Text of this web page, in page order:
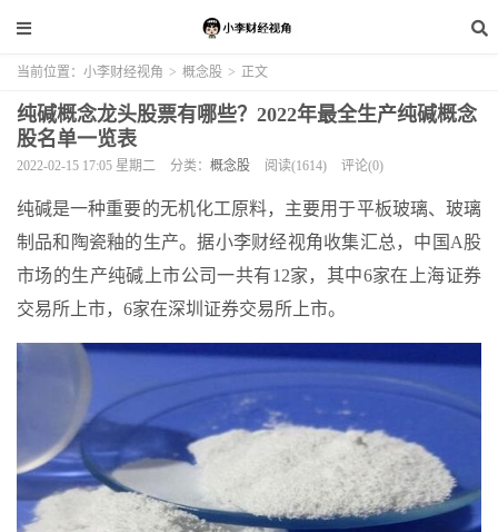
当前位置： 小李财经视角 > 概念股 > 正文
纯碱概念龙头股票有哪些？2022年最全生产纯碱概念
股名单一览表
2022-02-15 17:05 星期二 分类： 概念股 阅读(1614) 评论(0)
纯碱是一种重要的无机化工原料，主要用于平板玻璃、玻璃
制品和陶瓷釉的生产。据小李财经视角收集汇总，中国A股
市场的生产纯碱上市公司一共有12家，其中6家在上海证券
交易所上市，6家在深圳证券交易所上市。